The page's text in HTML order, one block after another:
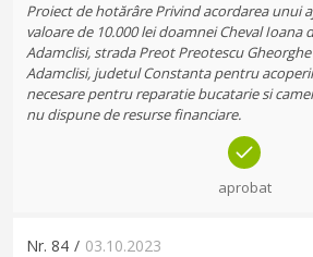
Proiect de hotărâre Privind acordarea unui
valoare de 10.000 lei doamnei Cheval
Adamclisi, strada Preot Preotescu
Adamclisi, judetul Constanta pentru
necesare pentru reparatie bucatarie si
nu dispune de resurse financiare.
aprobat
Nr. 84 / 03.10.2023